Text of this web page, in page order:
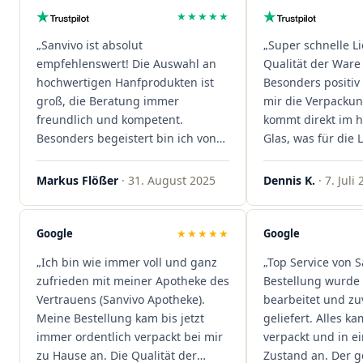
★★★★★
„Sanvivo ist absolut
empfehlenswert! Die Auswahl an
hochwertigen Hanfprodukten ist
groß, die Beratung immer
freundlich und kompetent.
Besonders begeistert bin ich von
der schnellen Rezeptannahme –
alles läuft unkompliziert und
sind extrem zügig, was mir jedes
Mal viel Zeit spart. Man merkt,
Kundenzufriedenheit an erster
Stelle stehen. Vielen Dank an das
Team von Sanvivo – ich bin
rundum begeistert!"
Markus Flößer · 31. August 2025
„Super schnelle
Qualität der
Besonders
mir die
kommt direkt im
Glas, was für die
ist. Ich bestelle
wieder!"
Dennis K. · 7. Juli
Google ★★★★★
„Ich bin wie immer voll und ganz
zufrieden mit meiner Apotheke des
Vertrauens (Sanvivo Apotheke).
Meine Bestellung kam bis jetzt
immer ordentlich verpackt bei mir
zu Hause an. Die Qualität der
Google
„Top Service von
Bestellung wurde
bearbeitet und
geliefert. Alles
verpackt und in
Zustand an. Der